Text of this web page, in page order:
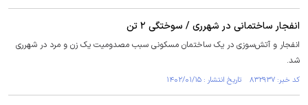
انفجار ساختمانی در شهرری / سوختگی ۲ تن
انفجار و آتش‌سوزی در یک ساختمان مسکونی سبب مصدومیت یک زن و مرد در شهرری
شد.
کد خبر: ۸۳۲۹۳۷ تاریخ انتشار : ۱۴۰۲/۰۱/۱۵